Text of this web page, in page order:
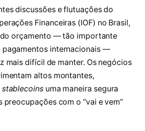
discussões e flutuações do
Financeiras (IOF) no Brasil,
orçamento — tão importante
pagamentos internacionais —
mais difícil de manter. Os negócios
altos montantes,
stablecoins uma maneira segura
preocupações com o “vai e vem”